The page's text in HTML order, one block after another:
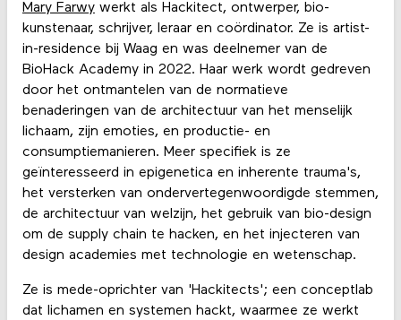
Mary Farwywerkt als Hackitect, ontwerper, bio-
kunstenaar, schrijver, leraar en coördinator. Ze is artist-
in-residence bij Waag en was deelnemer van de
BioHack Academy in 2022. Haar werk wordt gedreven
door het ontmantelen van de normatieve
benaderingen van de architectuur van het menselijk
lichaam, zijn emoties, en productie- en
consumptiemanieren. Meer specifiek is ze
geïnteresseerd in epigenetica en inherente trauma's,
het versterken van ondervertegenwoordigde stemmen,
de architectuur van welzijn, het gebruik van bio-design
om de supply chain te hacken, en het injecteren van
design academies met technologie en wetenschap.
Ze is mede-oprichter van 'Hackitects'; een conceptlab
dat lichamen en systemen hackt, waarmee ze werkt